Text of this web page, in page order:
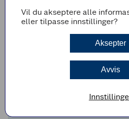
vann, sukker,
vaniljestangen. Det kan
sukkeret i på en gang.
Ha i rabarbraen og kok
mens det avkjøler, det
klatt krem eller is.
Vil du akseptere alle
eller tilpasse innstillinger?
Aksepter
Avvis